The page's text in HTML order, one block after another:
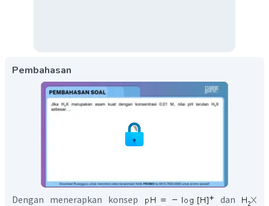
Pembahasan
Dengan menerapkan konsep
dan